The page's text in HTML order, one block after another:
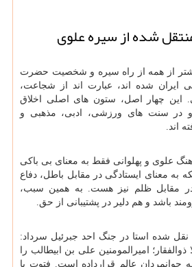
شده از سیره علوی
از همه از راه سیره و شخصیت حضرت
ایران شده اند، عبارت اند از شجاعت،
این چهار اصل، ستون های اصلی اخلاق
و در سنت های ورزشی، ادبی، مذهبی و
اند.
علوی و پهلوانی فقط به معنای بی باکی
به معنای ایستادگی در مقابل باطل، دفاع
مقابل ظلم نیز هست. به همین سبب،
باشد و هم دلیر در پشتیبانی از حق.
نقل شده استا در جنگ احد جبرئیل سرداد:
امیرالمومنین علی بن ابیطالب را
جوانمردان عالم قرارداده است. فتوت یا